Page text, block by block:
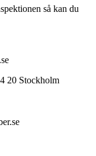
så kan du
20 Stockholm